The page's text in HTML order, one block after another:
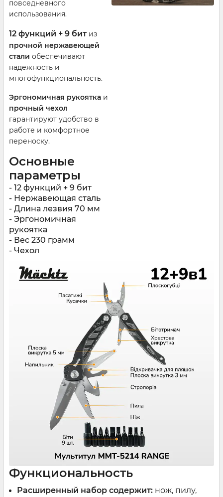
повседневного
использования.
12 функций + 9 битиз
прочной нержавеющей
стали обеспечивают
надежность и
многофункциональность.
Эргономичная рукоятка и
прочный чехол
гарантируют удобство в
работе и комфортное
переноску.
Основные
параметры
- 12 функций + 9 бит
- Нержавеющая сталь
- Длина лезвия 70 мм
- Эргономичная
рукоятка
- Вес 230 грамм
- Чехол
Функциональность
Расширенный набор содержит: нож, пилу,